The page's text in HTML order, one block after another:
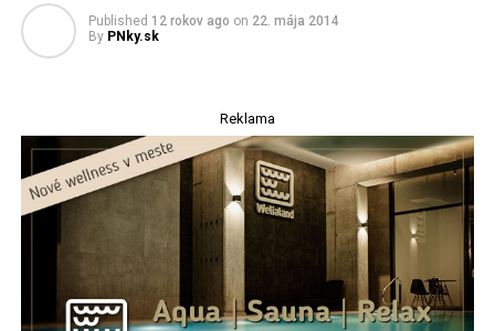
Published 12 rokov ago on 22. mája 2014
By PNky.sk
Reklama